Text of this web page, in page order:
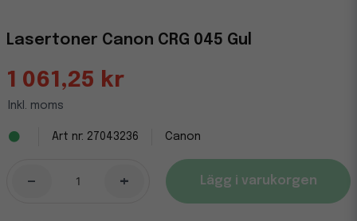
Lasertoner Canon CRG 045 Gul
1 061,25 kr
Inkl. moms
27043236 Canon
- + Lägg i varukorgen